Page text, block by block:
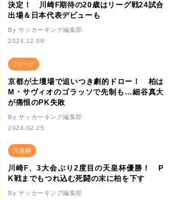
決定！ 川崎F期待の20歳はリーグ戦24試合
出場＆日本代表デビューも
By サッカーキング編集部
2024.12.09
Jリーグ
京都が土壇場で追いつき劇的ドロー！ 柏は
M・サヴィオのゴラッソで先制も…細谷真大
が痛恨のPK失敗
By サッカーキング編集部
2024.02.25
天皇杯
川崎F、3大会ぶり2度目の天皇杯優勝！ P
K戦までもつれ込む死闘の末に柏を下す
By サッカーキング編集部